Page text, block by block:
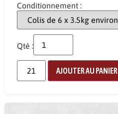
Conditionnement :
Qté :
AJOUTER AU PANIER